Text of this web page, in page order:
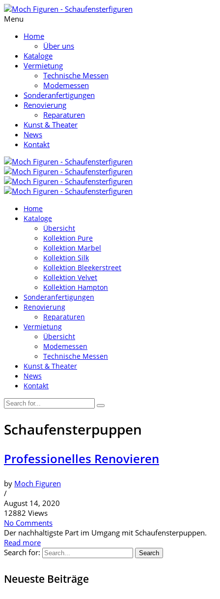
Menu
Home
Über uns
Kataloge
Vermietung
Technische Messen
Modemessen
Sonderanfertigungen
Renovierung
Reparaturen
Kunst & Theater
News
Kontakt
Home
Kataloge
Übersicht
Kollektion Pure
Kollektion Marbel
Kollektion Silk
Kollektion Bleekerstreet
Kollektion Velvet
Kollektion Hampton
Sonderanfertigungen
Renovierung
Reparaturen
Vermietung
Übersicht
Modemessen
Technische Messen
Kunst & Theater
News
Kontakt
Schaufensterpuppen
Professionelles Renovieren
by Moch Figuren
/
August 14, 2020
12882 Views
No Comments
Der nachhaltigste Part im Umgang mit Schaufensterpuppen.
Read more
Search for:
Search
Neueste Beiträge